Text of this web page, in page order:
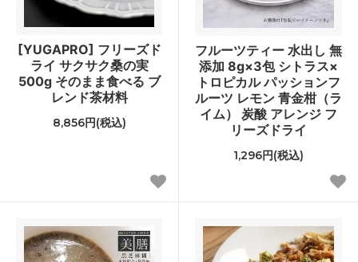
[YUGAPRO] フリーズド
ライ サクサク桑の実
500g そのまま食べる ブ
レンド茶材料
8,856円(税込)
フルーツティー 水出し 無
添加 8g×3包 シトラス×
トロピカル パッションフ
ルーツ レモン 青金柑（ラ
イム） 炭酸 アレンジ フ
リーズドライ
1,296円(税込)